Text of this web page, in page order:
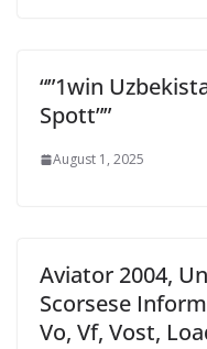
“”1win
Spott””
August 1, 2025
Aviator 2004,
Scorsese
Vo, Vf, Vost,